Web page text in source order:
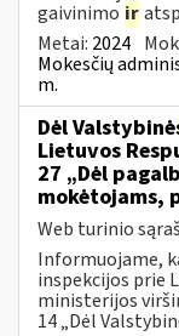
gaivinimo ir
Metai: 2024
Mokesčių
m.
Dėl
Lietuvos
27 „Dėl
mokėtojams,
Web turinio
Informuojame,
inspekcijos prie
ministerijos
14 „Dėl